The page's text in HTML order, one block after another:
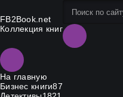
FB2Book.net
Коллекция книг
На главную
Бизнес книги87